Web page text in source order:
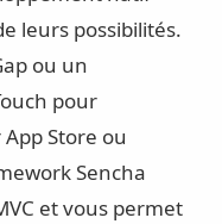
leurs possibilités.
ou un
pour
Store ou
Sencha
et vous permet